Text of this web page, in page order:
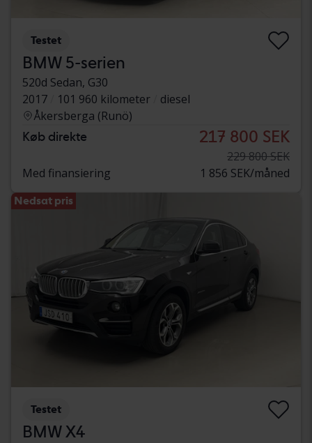
Testet
BMW 5-serien
520d Sedan, G30
2017
101 960 kilometer
diesel
Åkersberga (Runö)
Køb direkte 217 800 SEK
229 800 SEK
Med finansiering
1 856 SEK/måned
Nedsat pris
Testet
BMW X4